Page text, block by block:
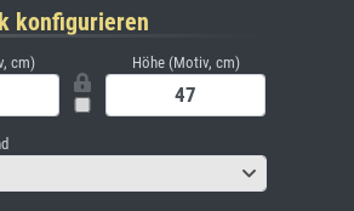
konfigurieren
cm) Höhe (Motiv, cm)